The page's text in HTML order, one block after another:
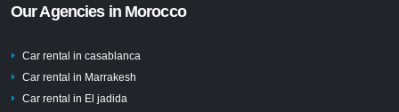
Our Agencies in Morocco
Car rental in casablanca
Car rental in Marrakesh
Car rental in El jadida